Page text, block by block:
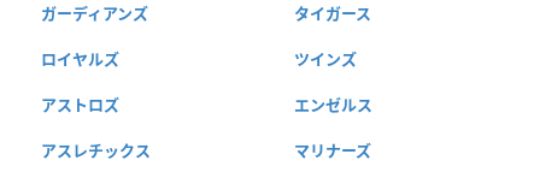
ガーディアンズ タイガース
ロイヤルズ ツインズ
アストロズ エンゼルス
アスレチックス マリナーズ